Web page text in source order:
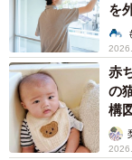
骨壺は持ち帰る
墓地に埋葬する
い手厚さを感じた
したわけで、火葬
遺族と接するよう
を
説
赤
の
構